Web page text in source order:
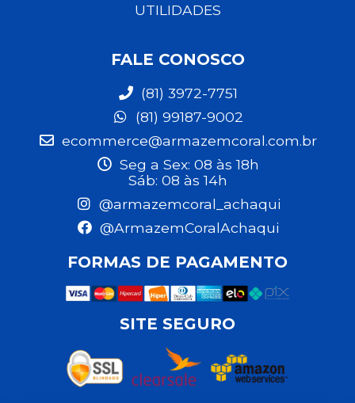
UTILIDADES
FALE CONOSCO
(81) 3972-7751
(81) 99187-9002
ecommerce@armazemcoral.com.br
Seg a Sex: 08 às 18h
Sáb: 08 às 14h
@armazemcoral_achaqui
@ArmazemCoralAchaqui
FORMAS DE PAGAMENTO
SITE SEGURO